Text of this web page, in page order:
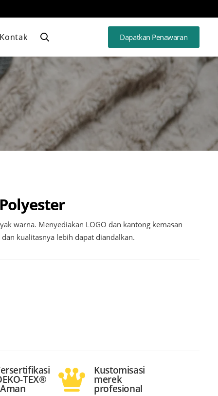
Kontak Dapatkan Penawaran
warna. Menyediakan LOGO dan kantong kemasan
kualitasnya lebih dapat diandalkan.
TEX®
Kustomisasi
merek
profesional